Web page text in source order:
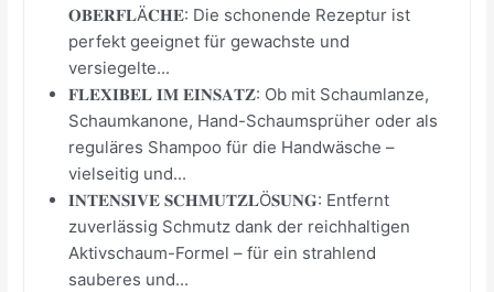
𝐎𝐁𝐄𝐑𝐅𝐋Ä𝐂𝐇𝐄: Die schonende Rezeptur ist
perfekt geeignet für gewachste und
versiegelte...
𝐅𝐋𝐄𝐗𝐈𝐁𝐄𝐋 𝐈𝐌 𝐄𝐈𝐍𝐒𝐀𝐓𝐙: Ob mit Schaumlanze,
Schaumkanone, Hand-Schaumsprüher oder als
reguläres Shampoo für die Handwäsche –
vielseitig und...
𝐈𝐍𝐓𝐄𝐍𝐒𝐈𝐕𝐄 𝐒𝐂𝐇𝐌𝐔𝐓𝐙𝐋Ö𝐒𝐔𝐍𝐆: Entfernt
zuverlässig Schmutz dank der reichhaltigen
Aktivschaum-Formel – für ein strahlend
sauberes und...